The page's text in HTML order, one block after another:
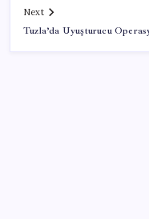
Next
Tuzla’da Uyuşturucu